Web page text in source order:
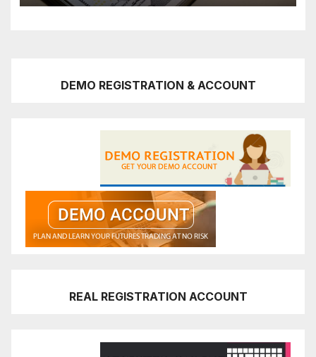
DEMO REGISTRATION & ACCOUNT
REAL REGISTRATION ACCOUNT